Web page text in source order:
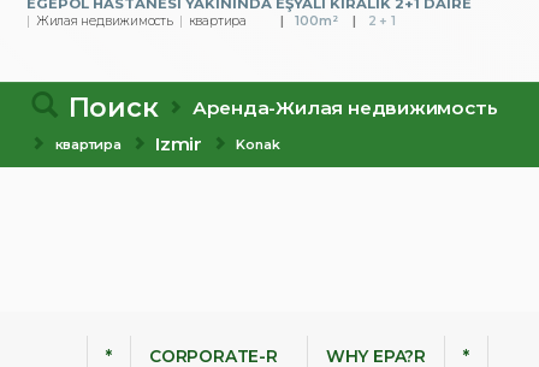
EGEPOL HASTANESI YAKININDA EŞYALI KIRALIK 2+1 DAIRE
Жилая недвижимость квартира 100m² 2 + 1
Поиск Аренда-Жилая недвижимость
квартира Izmir Konak
* CORPORATE-R WHY EPA?R *